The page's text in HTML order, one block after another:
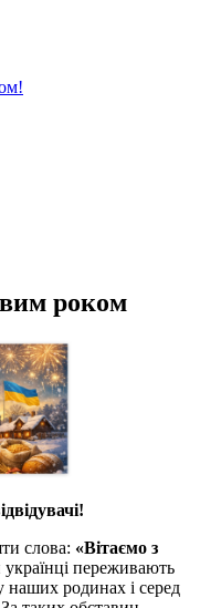
роком
слова: «Вітаємо з
українці переживають
родинах і серед